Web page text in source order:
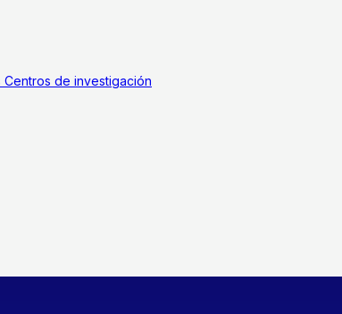
Centros de investigación